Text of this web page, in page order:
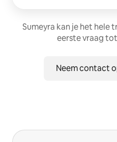
Sumeyra kan je het hele
eerste vraag
Neem contact